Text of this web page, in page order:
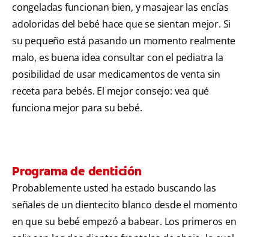
congeladas funcionan bien, y masajear las encías
adoloridas del bebé hace que se sientan mejor. Si
su pequeño está pasando un momento realmente
malo, es buena idea consultar con el pediatra la
posibilidad de usar medicamentos de venta sin
receta para bebés. El mejor consejo: vea qué
funciona mejor para su bebé.
Programa de dentición
Probablemente usted ha estado buscando las
señales de un dientecito blanco desde el momento
en que su bebé empezó a babear. Los primeros en